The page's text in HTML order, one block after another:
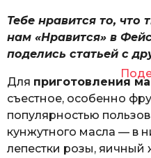
Тебе нравится то, что
нам «Нравится» в
поделись статьей с
Для приготовления
съестное, особенно
популярностью
кунжутного масла — в
лепестки розы, яичный